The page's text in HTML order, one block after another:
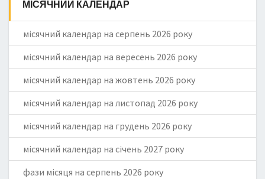
МІСЯЧНИЙ КАЛЕНДАР
місячний календар на серпень 2026 року
місячний календар на вересень 2026 року
місячний календар на жовтень 2026 року
місячний календар на листопад 2026 року
місячний календар на грудень 2026 року
місячний календар на січень 2027 року
фази місяця на серпень 2026 року